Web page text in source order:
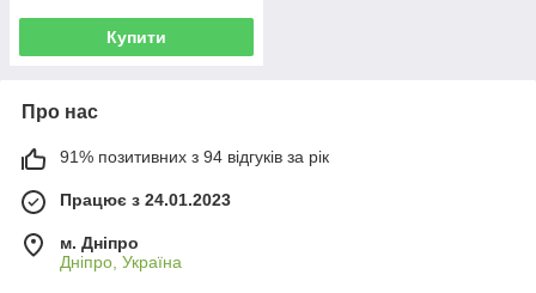
Купити
Про нас
91% позитивних з 94 відгуків за рік
Працює з 24.01.2023
м. Дніпро
Дніпро, Україна